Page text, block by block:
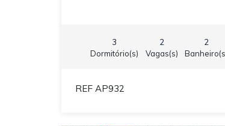
3
Dormitório(s)
2
Vagas(s)
2
REF AP932